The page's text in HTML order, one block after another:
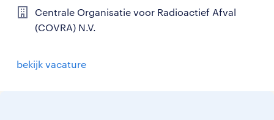
Centrale Organisatie voor Radioactief Afval
(COVRA) N.V.
bekijk vacature